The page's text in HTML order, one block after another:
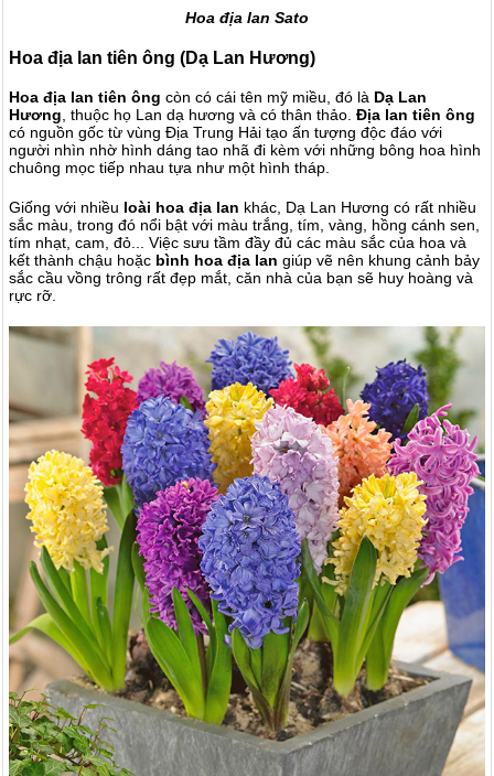
Hoa địa lan Sato
Hoa địa lan tiên ông (Dạ Lan Hương)
Hoa địa lan tiên ông còn có cái tên mỹ miều, đó là Dạ Lan
Hương , thuộc họ Lan dạ hương và có thân thảo. Địa lan tiên ông
có nguồn gốc từ vùng Địa Trung Hải tạo ấn tượng độc đáo với
người nhìn nhờ hình dáng tao nhã đi kèm với những bông hoa hình
chuông mọc tiếp nhau tựa như một hình tháp.
Giống với nhiều loài hoa địa lan khác, Dạ Lan Hương có rất nhiều
sắc màu, trong đó nổi bật với màu trắng, tím, vàng, hồng cánh sen,
tím nhạt, cam, đỏ ... Việc sưu tầm đầy đủ các màu sắc của hoa và
kết thành chậu hoặc bình hoa địa lan giúp vẽ nên khung cảnh bảy
sắc cầu vồng trông rất đẹp mắt, căn nhà của bạn sẽ huy hoàng và
rực rỡ.